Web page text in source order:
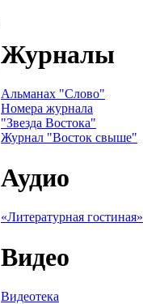
Журналы
Альманах "Слово"
Номера журнала
"Звезда Востока"
Журнал "Восток свыше"
Аудио
«Литературная гостиная»
Видео
Видеотека